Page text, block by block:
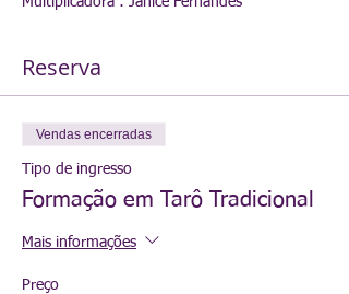
Reserva
Vendas encerradas
Tipo de ingresso
Formação em Tarô Tradicional
Mais informações
Preço